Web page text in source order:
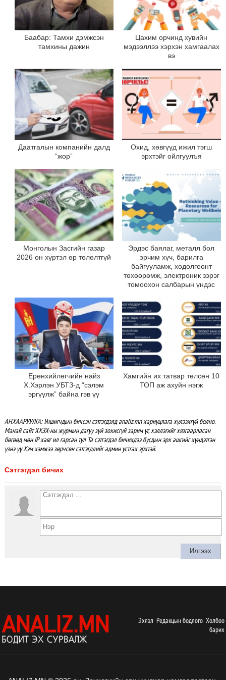
Баабар: Тамхи дэмжсэн
тамхины дажин
Цахим орчинд хувийн
мэдээллээ хэрхэн хамгаалах
вэ
Даатгалын компанийн далд
“жор”
Охид, хөвгүүд ижил тэгш
эрхтэйг ойлгуулъя
Монголын Засгийн газар
2026 он хүртэл өр төлөлтгүй
Эрдэс баялаг, металл бол
эрчим хүч, барилга
байгууламж, хөдөлгөөнт
төхөөрөмж, электроник зэрэг
томоохон салбарын үндэс
Ерөнхийлөгчийн найз
Х.Хэрлэн УБТЗ-д “сэлэм
эргүүлж” байна гэв үү
Хамгийн их татвар төлсөн 10
ТОП аж ахуйн нэгж
АНХААРУУЛГА: Уншигчдын бичсэн сэтгэгдэлд analiz.mn хариуцлага хүлээхгүй болно.
Манай сайт ХХЗХ-ны журмын дагуу зүй зохисгүй зарим үг, хэллэгийг хязгаарласан
бөгөөд мөн IP хаяг ил гарсан тул Та сэтгэгдэл бичихдээ бусдын эрх ашгийг хүндэтгэн
үзнэ үү. Хэм хэмжээ зөрчсөн сэтгэгдлийг админ устгах эрхтэй.
Сэтгэгдэл бичих
Эхлэл Редакцын бодлого Холбоо
барих